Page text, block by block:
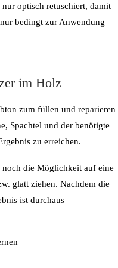
optisch retuschiert, damit
bedingt zur Anwendung
im Holz
zum füllen und reparieren
Spachtel und der benötigte
zu erreichen.
noch die Möglichkeit auf eine
glatt ziehen. Nachdem die
ist durchaus